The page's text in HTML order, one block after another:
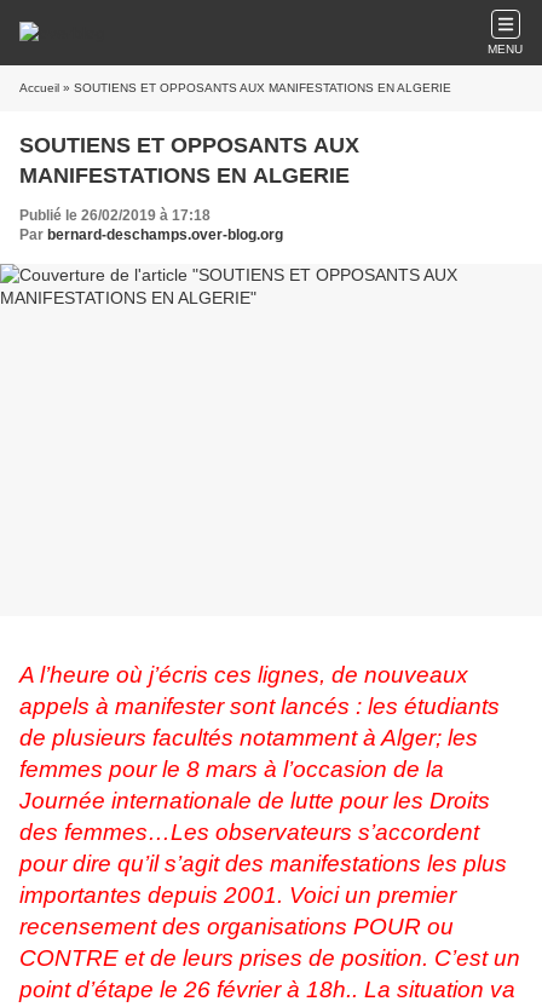
MENU
Accueil » SOUTIENS ET OPPOSANTS AUX MANIFESTATIONS EN ALGERIE
SOUTIENS ET OPPOSANTS AUX
MANIFESTATIONS EN ALGERIE
Publié le 26/02/2019 à 17:18
Par bernard-deschamps.over-blog.org
A l’heure où j’écris ces lignes, de nouveaux
appels à manifester sont lancés : les étudiants
de plusieurs facultés notamment à Alger; les
femmes pour le 8 mars à l’occasion de la
Journée internationale de lutte pour les Droits
des femmes…Les observateurs s’accordent
pour dire qu’il s’agit des manifestations les plus
importantes depuis 2001. Voici un premier
recensement des organisations POUR ou
CONTRE et de leurs prises de position. C’est un
point d’étape le 26 février à 18h.. La situation va